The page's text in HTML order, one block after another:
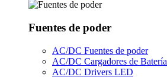
Fuentes de poder
AC/DC Fuentes de poder
AC/DC Cargadores de Batería
AC/DC Drivers LED